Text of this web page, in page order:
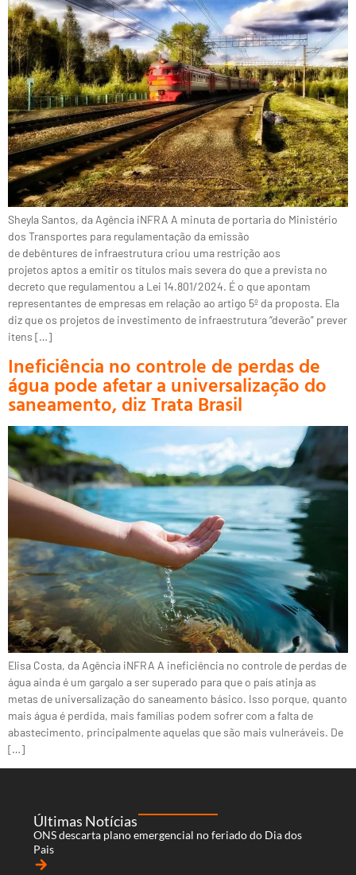
Sheyla Santos, da Agência iNFRA A minuta de portaria do Ministério
dos Transportes para regulamentação da emissão
de debêntures de infraestrutura criou uma restrição aos
projetos aptos a emitir os títulos mais severa do que a prevista no
decreto que regulamentou a Lei 14.801/2024. É o que apontam
representantes de empresas em relação ao artigo 5º da proposta. Ela
diz que os projetos de investimento de infraestrutura “deverão” prever
itens […]
Ineficiência no controle de perdas de
água pode afetar a universalização do
saneamento, diz Trata Brasil
Elisa Costa, da Agência iNFRA A ineficiência no controle de perdas de
água ainda é um gargalo a ser superado para que o país atinja as
metas de universalização do saneamento básico. Isso porque, quanto
mais água é perdida, mais famílias podem sofrer com a falta de
abastecimento, principalmente aquelas que são mais vulneráveis. De
[…]
Últimas Notícias
ONS descarta plano emergencial no feriado do Dia dos
Pais
arrow_forward